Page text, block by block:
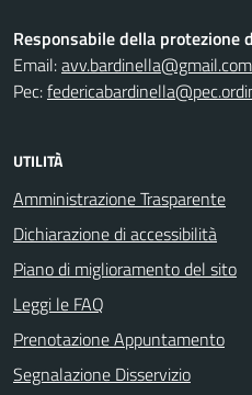
Responsabile della protezione
Email:avv.bardinella@gmail.com
Pec:
UTILITÀ
Amministrazione Trasparente
Dichiarazione di accessibilità
Piano di miglioramento del sito
Leggi le FAQ
Prenotazione Appuntamento
Segnalazione Disservizio